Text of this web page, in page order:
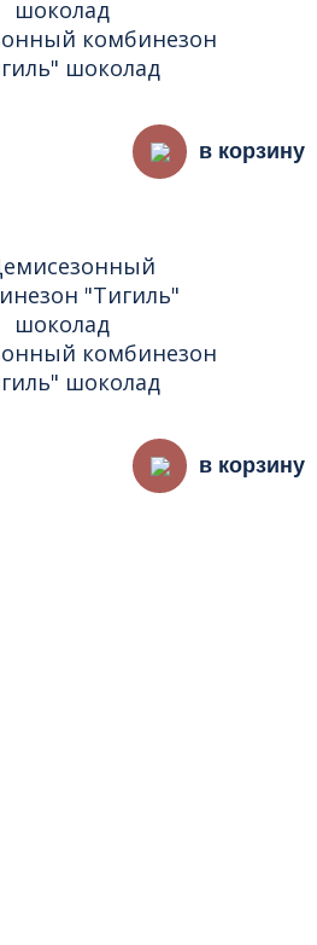
комбинезон
шоколад
в корзину
комбинезон
шоколад
в корзину